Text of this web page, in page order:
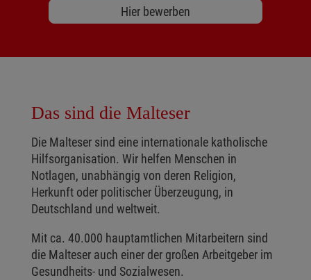
Hier bewerben
Das sind die Malteser
Die Malteser sind eine internationale katholische
Hilfsorganisation. Wir helfen Menschen in
Notlagen, unabhängig von deren Religion,
Herkunft oder politischer Überzeugung, in
Deutschland und weltweit.
Mit ca. 40.000 hauptamtlichen Mitarbeitern sind
die Malteser auch einer der großen Arbeitgeber im
Gesundheits- und Sozialwesen.